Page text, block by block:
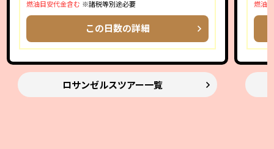
燃油目安代金含む ※諸税等別途必要
この日数の詳細
ロサンゼルスツアー一覧
燃油